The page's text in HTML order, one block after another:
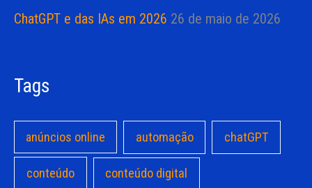
ChatGPT e das IAs em 2026 26 de maio de 2026
Tags
anúncios online automação chatGPT
conteúdo conteúdo digital